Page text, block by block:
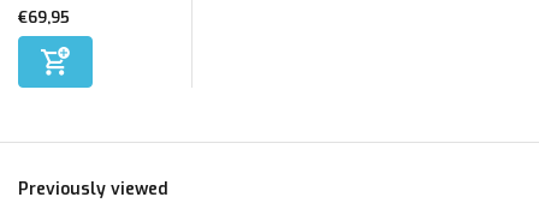
€69,95
Previously viewed